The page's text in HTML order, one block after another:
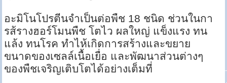
อะมิโนโปรตีนจำเป็นต่อพืช 18 ชนิด ช่วนในกา
รส้รางฮอร์โมนพืช โตไว ผลใหญ่ แข็งแรง ทน
แล้ง ทนโรค ทำไห้เกิดการสร้างและขยาย
ขนาดของเซลล์เนื้อเยื่อ และพัฒนาส่วนต่างๆ
ของพืชเจริญเติบโตได้อย่างเต็มที่